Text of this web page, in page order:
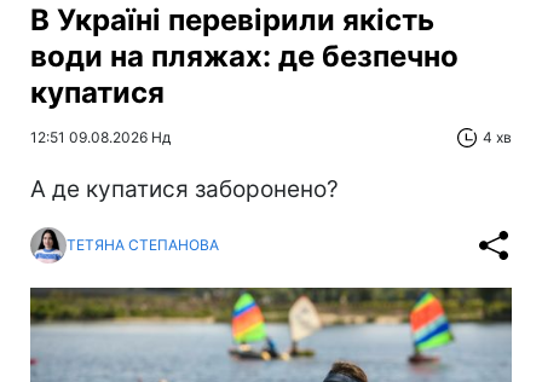
В Україні перевірили якість
води на пляжах: де безпечно
купатися
12:51 09.08.2026 Нд 4 хв
А де купатися заборонено?
ТЕТЯНА СТЕПАНОВА